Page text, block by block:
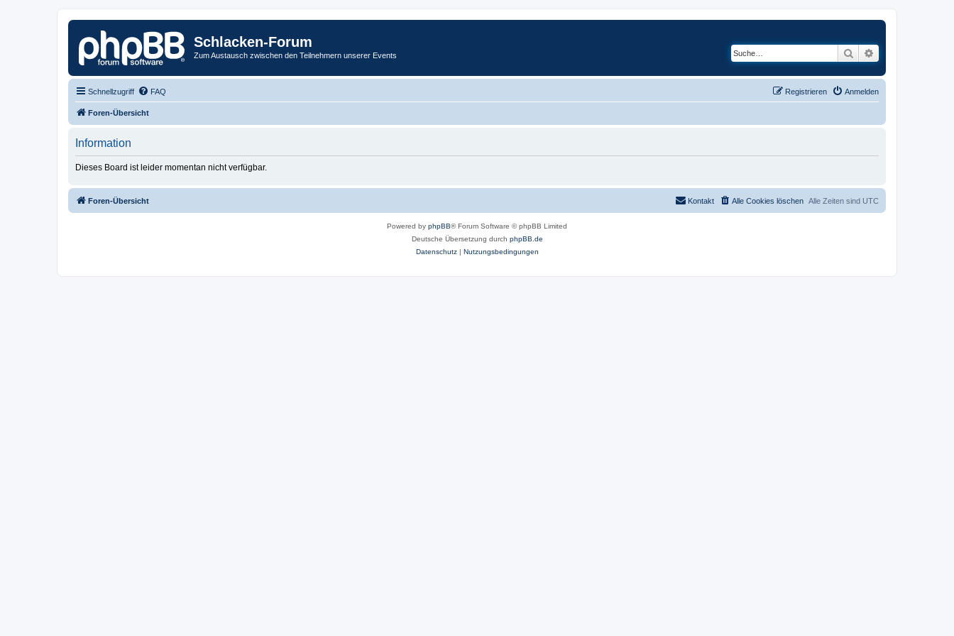
Schlacken-Forum
Zum Austausch zwischen den Teilnehmern unserer Events Suche
Schnellzugriff FAQ Anmelden
Registrieren
Foren-Übersicht
Information
Dieses Board ist leider momentan nicht verfügbar.
Foren-Übersicht Alle Zeiten sind UTC
Alle Cookies löschen
Kontakt
Powered by phpBB® Forum Software © phpBB Limited
Deutsche Übersetzung durch phpBB.de
Datenschutz| Nutzungsbedingungen